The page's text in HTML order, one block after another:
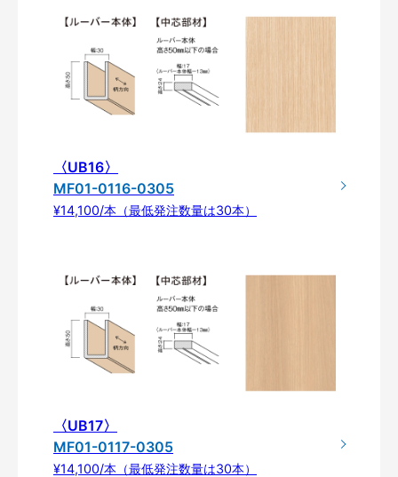
〈UB16〉
MF01-0116-0305
¥14,100/本（最低発注数量は30本）
〈UB17〉
MF01-0117-0305
¥14,100/本（最低発注数量は30本）